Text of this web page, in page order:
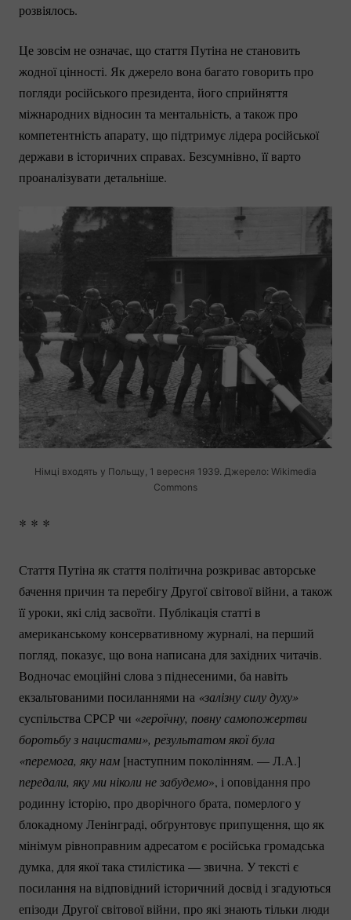
розвіялось.
Це зовсім не означає, що стаття Путіна не становить
жодної цінності. Як джерело вона багато говорить про
погляди російського президента, його сприйняття
міжнародних відносин та ментальність, а також про
компетентність апарату, що підтримує лідера російської
держави в історичних справах. Безсумнівно, її варто
проаналізувати детальніше.
Німці входять у Польщу, 1 вересня 1939. Джерело: Wikimedia
Commons
* * *
Стаття Путіна як стаття політична розкриває авторське
бачення причин та перебігу Другої світової війни, а також
її уроки, які слід засвоїти. Публікація статті в
американському консервативному журналі, на перший
погляд, показує, що вона написана для західних читачів.
Водночас емоційні слова з піднесеними, ба навіть
екзальтованими посиланнями на
суспільства СРСР чи «героїчну, повну самопожертви
боротьбу з нацистами», результатом якої була
«перемога, яку нам [наступним поколінням. — Л.А.]
передали, яку ми ніколи не забудемо», і оповідання про
родинну історію, про дворічного брата, померлого у
блокадному Ленінграді, обґрунтовує припущення, що як
мінімум рівноправним адресатом є російська громадська
думка, для якої така стилістика — звична. У тексті є
посилання на відповідний історичний досвід і згадуються
епізоди Другої світової війни, про які знають тільки люди